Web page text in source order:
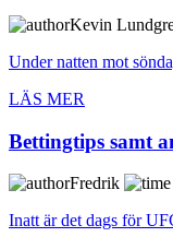
Kevin
Under natten mot
LÄS MER
Bettingtips samt
Fredrik
Inatt är det dags för